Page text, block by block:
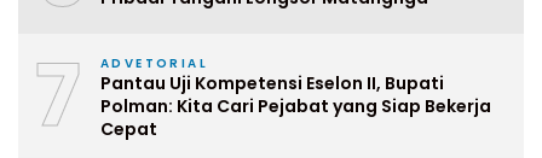
7 ADVETORIAL
Pantau Uji Kompetensi Eselon II, Bupati
Polman: Kita Cari Pejabat yang Siap Bekerja
Cepat